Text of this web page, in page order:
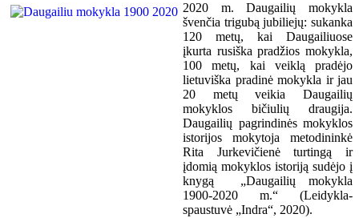
2020 m. Daugailių mokykla
švenčia trigubą jubiliejų: sukanka
120 metų, kai Daugailiuose
įkurta rusiška pradžios mokykla,
100 metų, kai veiklą pradėjo
lietuviška pradinė mokykla ir jau
20 metų veikia Daugailių
mokyklos bičiulių draugija.
Daugailių pagrindinės mokyklos
istorijos mokytoja metodininkė
Rita Jurkevičienė turtingą ir
įdomią mokyklos istoriją sudėjo į
knygą „Daugailių mokykla
1900-2020 m.“ (Leidykla-
spaustuvė „Indra“, 2020).